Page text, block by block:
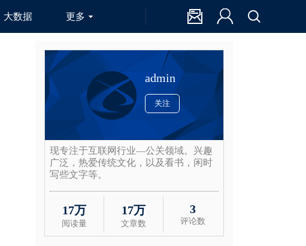
大数据 更多
admin
关注
现专注于互联网行业—公关领域。兴趣
广泛，热爱传统文化，以及看书，闲时
写些文字等。
17万
阅读量
17万
文章数
3
评论数